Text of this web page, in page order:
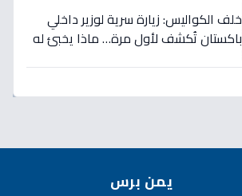
خلف الكواليس: زيارة سرية لوزير داخلي
باكستان تُكشف لأول مرة… ماذا يخبئ له
يمن برس